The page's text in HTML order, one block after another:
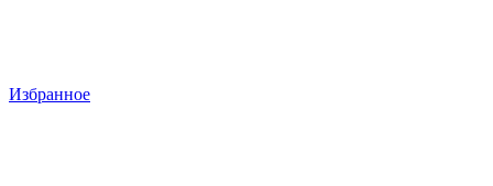
Избранное